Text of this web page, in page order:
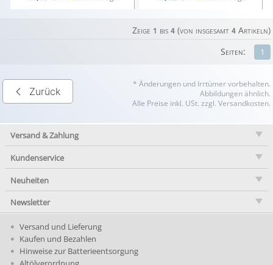
Zeige 1 bis 4(von insgesamt 4Artikeln)
1
Seiten:
Zurück
* Änderungen und Irrtümer vorbehalten.
Abbildungen ähnlich.
Alle Preise inkl. USt. zzgl. Versandkosten.
Versand & Zahlung
Kundenservice
Neuheiten
Newsletter
Versand und Lieferung
Kaufen und Bezahlen
Hinweise zur Batterieentsorgung